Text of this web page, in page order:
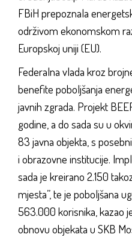
FBiH prepoznala
održivom ekonomskom
Europskoj uniji (EU).
Federalna vlada kroz
benefite poboljšanja
javnih zgrada. Projekt
godine, a do sada su u
83 javna objekta, s
i obrazovne institucije.
sada je kreirano 2.150
mjesta”, te je poboljšana
563.000 korisnika, kazao
obnovu objekata u SKB